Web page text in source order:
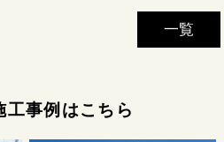
一覧
工事例はこちら